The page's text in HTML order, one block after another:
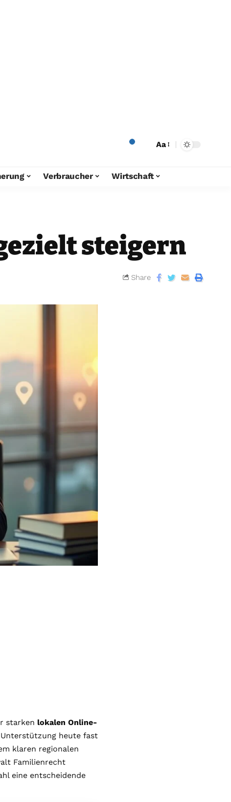
Aa
Verbraucher Wirtschaft
steigern
Share
starken lokalen Online-
heute fast
klaren regionalen
Familienrecht
eine entscheidende